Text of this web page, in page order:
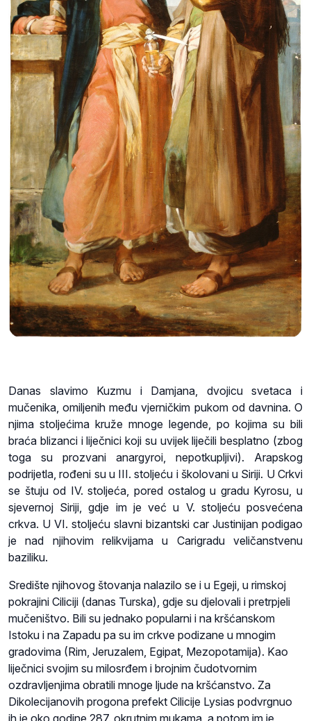
Danas slavimo Kuzmu i Damjana, dvojicu svetaca i
mučenika, omiljenih među vjerničkim pukom od davnina. O
njima stoljećima kruže mnoge legende, po kojima su bili
braća blizanci i liječnici koji su uvijek liječili besplatno (zbog
toga su prozvani anargyroi, nepotkupljivi). Arapskog
podrijetla, rođeni su u III. stoljeću i školovani u Siriji. U Crkvi
se štuju od IV. stoljeća, pored ostalog u gradu Kyrosu, u
sjevernoj Siriji, gdje im je već u V. stoljeću posvećena
crkva. U VI. stoljeću slavni bizantski car Justinijan podigao
je nad njihovim relikvijama u Carigradu veličanstvenu
baziliku.
Središte njihovog štovanja nalazilo se i u Egeji, u rimskoj
pokrajini Ciliciji (danas Turska), gdje su djelovali i pretrpjeli
mučeništvo. Bili su jednako popularni i na kršćanskom
Istoku i na Zapadu pa su im crkve podizane u mnogim
gradovima (Rim, Jeruzalem, Egipat, Mezopotamija). Kao
liječnici svojim su milosrđem i brojnim čudotvornim
ozdravljenjima obratili mnoge ljude na kršćanstvo. Za
Dikolecijanovih progona prefekt Cilicije Lysias podvrgnuo
ih je oko godine 287. okrutnim mukama, a potom im je